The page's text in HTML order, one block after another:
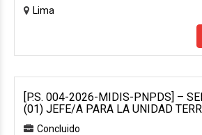
Lima
[P.S. 004-2026-MIDIS-PNPDS] –
(01) JEFE/A PARA LA UNIDAD
Concluido